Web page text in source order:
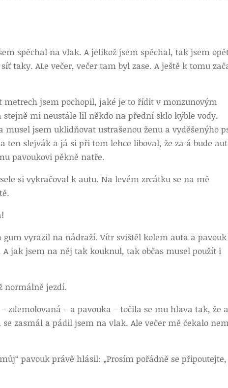
spěchal na vlak. A jelikož jsem spěchal, tak jsem
taky. ALe večer, večer tam byl zase. A ještě k tomu
metrech jsem pochopil, jaké je to řídit v monzunovým
mi neustále lil někdo na přední sklo kýble vody.
musel jsem uklidňovat ustrašenou ženu a vyděšenýho
ten slejvák a já si při tom lehce liboval, že za á bude
pavoukovi pěkně natře.
si vykračoval k autu. Na levém zrcátku se na mě
vyrazil na nádraží. Vítr svištěl kolem auta a pavouk
jak jsem na něj tak kouknul, tak občas musel použít i
normálně jezdí.
zdemolovaná – a pavouka – točila se mu hlava tak, že
zasmál a pádil jsem na vlak. Ale večer mě čekalo
pavouk právě hlásil: „Prosím pořádně se připoutejte,